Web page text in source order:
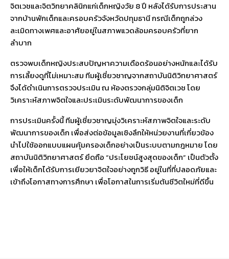
จิตเวชและจิตวิทยาคลินิกแก่เด็กหญิงวัย 8 ปี หลังได้รับการประสาน
จากบ้านพักเด็กและครอบครัวจังหวัดปทุมธานี กรณีเด็กถูกล่วง
ละเมิดทางเพศและอาศัยอยู่ในสภาพแวดล้อมครอบครัวที่ยาก
ลำบาก
ตรวจพบเด็กหญิงประสบปัญหาความเดือดร้อนอย่างหนักและได้รับ
การเลี้ยงดูที่ไม่เหมาะสม ทีมผู้เชี่ยวชาญจากสถาบันนิติวิทยาศาสตร์
จึงได้ดำเนินการตรวจประเมิน ณ ห้องตรวจกลุ่มนิติจิตเวช โดย
วิเคราะห์สภาพจิตใจและประเมินระดับพัฒนาการของเด็ก
การประเมินครั้งนี้ ทีมผู้เชี่ยวชาญมุ่งวิเคราะห์สภาพจิตใจและระดับ
พัฒนาการของเด็ก เพื่อส่งต่อข้อมูลเชิงลึกให้หน่วยงานที่เกี่ยวข้อง
นำไปใช้ออกแบบแผนคุ้มครองเด็กอย่างเป็นระบบตามกฎหมาย โดย
สถาบันนิติวิทยาศาสตร์ ยึดถือ “ประโยชน์สูงสุดของเด็ก” เป็นตัวตั้ง
เพื่อให้เด็กได้รับการเยียวยาจิตใจอย่างถูกวิธี อยู่ในที่ที่ปลอดภัยและ
เข้าถึงโอกาสทางการศึกษา เพื่อโอกาสในการเริ่มต้นชีวิตใหม่ที่ดีขึ้น